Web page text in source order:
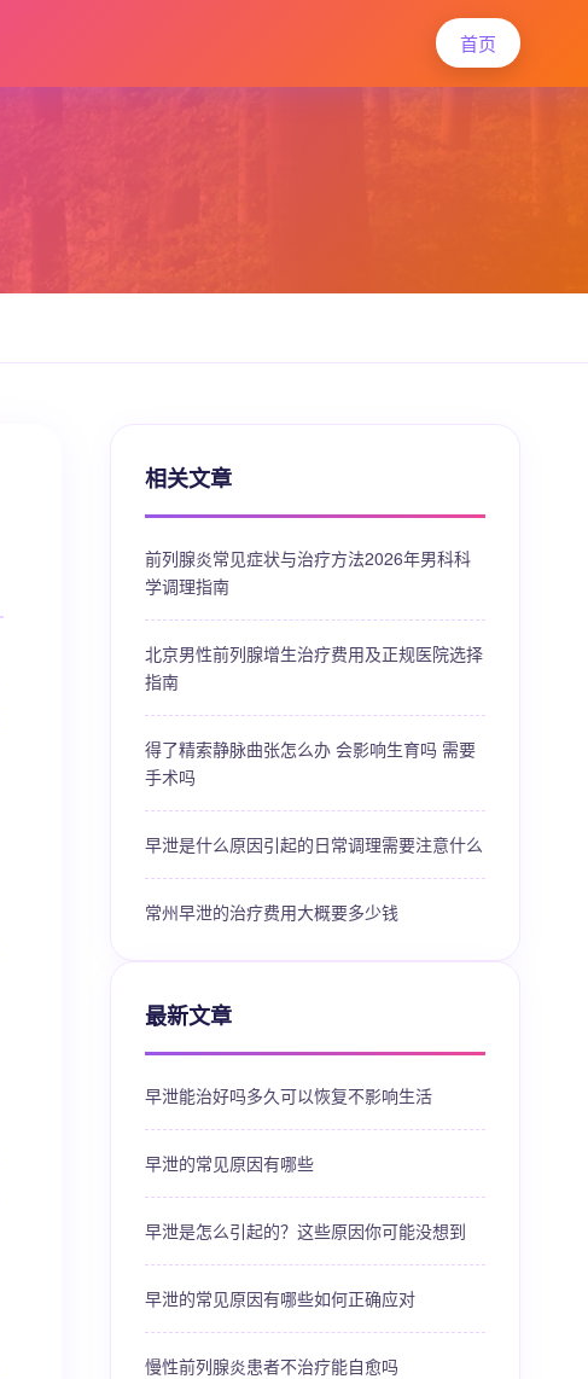
首页
相关文章
前列腺炎常见症状与治疗方法2026年男科科
学调理指南
北京男性前列腺增生治疗费用及正规医院选择
指南
得了精索静脉曲张怎么办 会影响生育吗 需要
手术吗
早泄是什么原因引起的日常调理需要注意什么
常州早泄的治疗费用大概要多少钱
最新文章
早泄能治好吗多久可以恢复不影响生活
早泄的常见原因有哪些
早泄是怎么引起的？这些原因你可能没想到
早泄的常见原因有哪些如何正确应对
慢性前列腺炎患者不治疗能自愈吗